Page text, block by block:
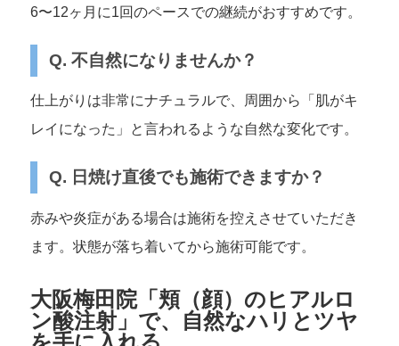
6〜12ヶ月に1回のペースでの継続がおすすめです。
Q. 不自然になりませんか？
仕上がりは非常にナチュラルで、周囲から「肌がキ
レイになった」と言われるような自然な変化です。
Q. 日焼け直後でも施術できますか？
赤みや炎症がある場合は施術を控えさせていただき
ます。状態が落ち着いてから施術可能です。
大阪梅田院「頬（顔）のヒアルロ
ン酸注射」で、自然なハリとツヤ